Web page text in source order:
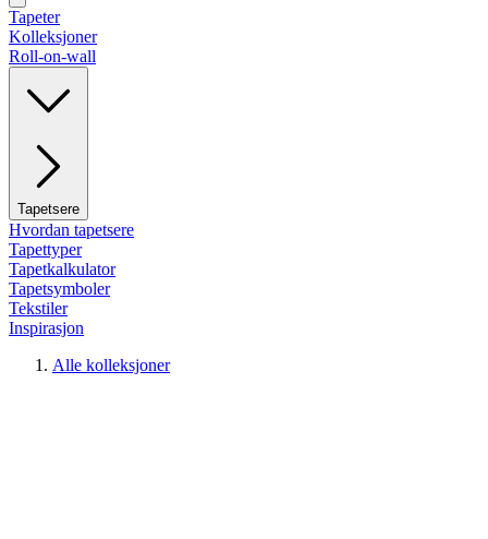
Tapeter
Kolleksjoner
Roll-on-wall
Tapetsere
Hvordan tapetsere
Tapettyper
Tapetkalkulator
Tapetsymboler
Tekstiler
Inspirasjon
Alle kolleksjoner